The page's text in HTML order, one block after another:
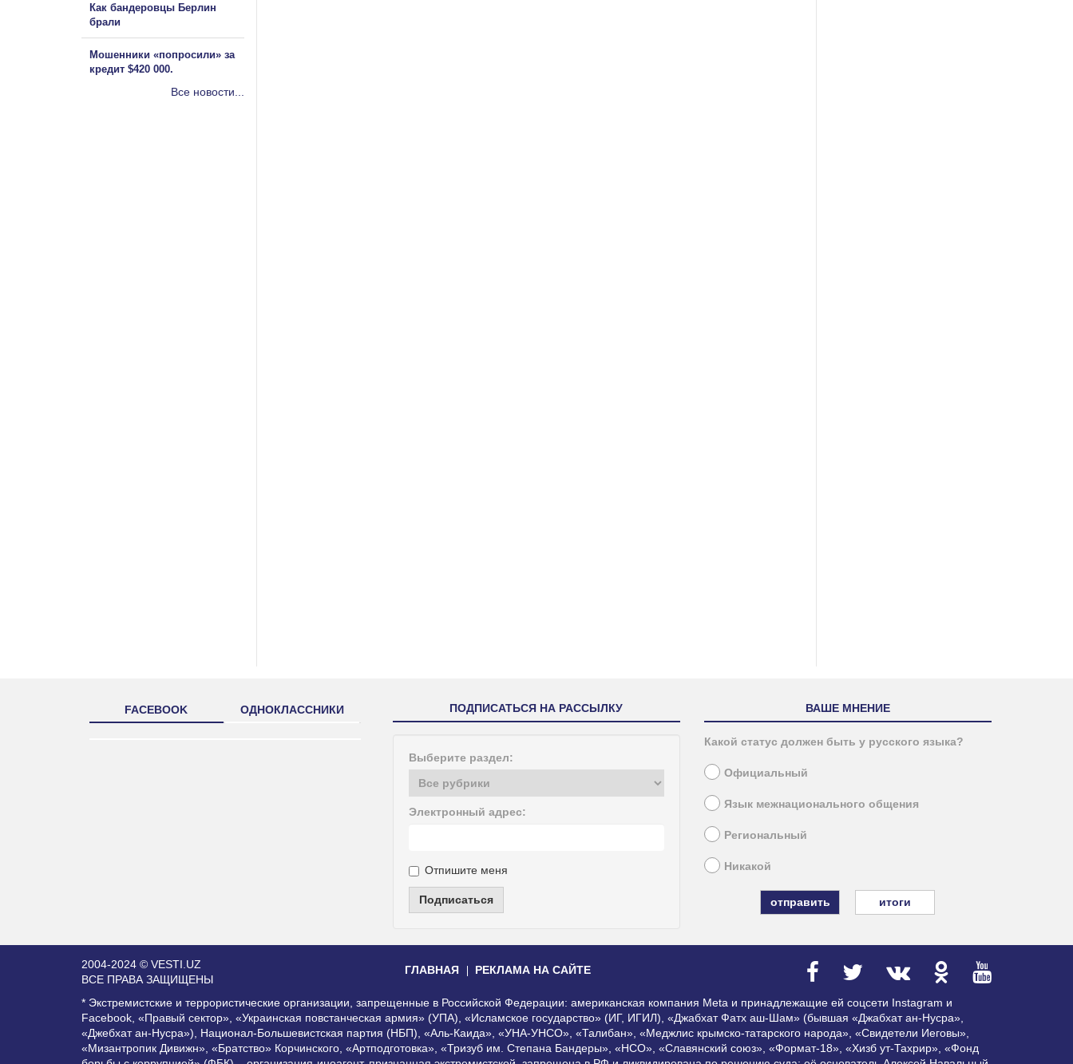
Как бандеровцы Берлин
брали
Мошенники «попросили» за
кредит $420 000.
Все новости...
FACEBOOK ОДНОКЛАССНИКИ ПОДПИСАТЬСЯ НА РАССЫЛКУ
Выберите раздел:
Электронный адрес:
Отпишите меня
Подписаться
ВАШЕ МНЕНИЕ
Какой статус должен быть у русского языка?
Официальный
Язык межнационального общения
Региональный
Никакой
итоги
2004-2024 © VESTI.UZ
ВСЕ ПРАВА ЗАЩИЩЕНЫ
ГЛАВНАЯ РЕКЛАМА НА САЙТЕ
* Экстремистские и террористические организации, запрещенные в Российской Федерации: американская компания Meta и принадлежащие ей соцсети Instagram и
Facebook, «Правый сектор», «Украинская повстанческая армия» (УПА), «Исламское государство» (ИГ, ИГИЛ), «Джабхат Фатх аш-Шам» (бывшая «Джабхат ан-Нусра»,
«Джебхат ан-Нусра»), Национал-Большевистская партия (НБП), «Аль-Каида», «УНА-УНСО», «Талибан», «Меджлис крымско-татарского народа», «Свидетели Иеговы»,
«Мизантропик Дивижн», «Братство» Корчинского, «Артподготовка», «Тризуб им. Степана Бандеры», «НСО», «Славянский союз», «Формат-18», «Хизб ут-Тахрир», «Фонд